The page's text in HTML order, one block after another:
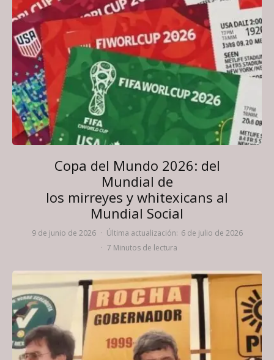
Copa del Mundo 2026: del
Mundial de
los mirreyes y whitexicans al
Mundial Social
9 de junio de 2026 · Última actualización: 6 de julio de 2026
· 7 Minutos de lectura